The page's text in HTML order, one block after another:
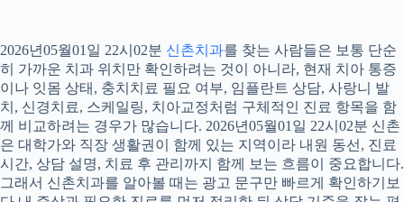
2026년05월01일 22시02분 신촌치과를 찾는 사람들은 보통 단순
히 가까운 치과 위치만 확인하려는 것이 아니라, 현재 치아 통증
이나 잇몸 상태, 충치치료 필요 여부, 임플란트 상담, 사랑니 발
치, 신경치료, 스케일링, 치아교정처럼 구체적인 진료 항목을 함
께 비교하려는 경우가 많습니다. 2026년05월01일 22시02분 신촌
은 대학가와 직장 생활권이 함께 있는 지역이라 내원 동선, 진료
시간, 상담 설명, 치료 후 관리까지 함께 보는 흐름이 중요합니다.
그래서 신촌치과를 알아볼 때는 광고 문구만 빠르게 확인하기보